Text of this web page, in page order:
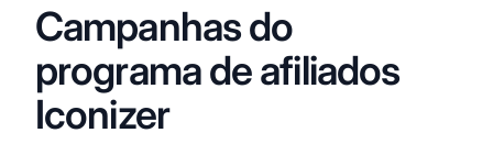
Campanhas do
programa de afiliados
Iconizer